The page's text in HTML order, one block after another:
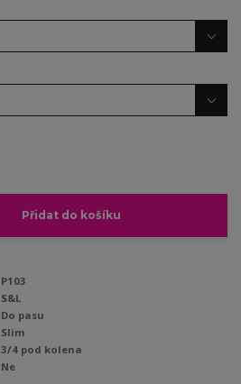
Přidat do košíku
P103
S&L
Do pasu
Slim
3/4 pod kolena
Ne